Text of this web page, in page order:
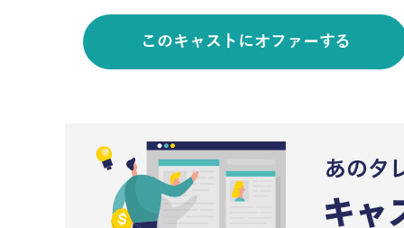
このキャストにオファーする